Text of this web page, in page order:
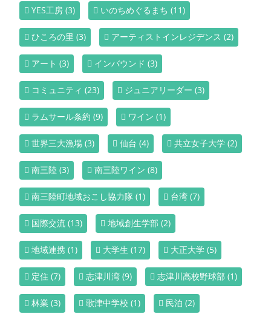
YES工房 (3) いのちめぐるまち (11)
ひころの里 (3) アーティストインレジデンス (2)
アート (3) インバウンド (3)
コミュニティ (23) ジュニアリーダー (3)
ラムサール条約 (9) ワイン (1)
世界三大漁場 (3) 仙台 (4) 共立女子大学 (2)
南三陸 (3) 南三陸ワイン (8)
南三陸町地域おこし協力隊 (1) 台湾 (7)
国際交流 (13) 地域創生学部 (2)
地域連携 (1) 大学生 (17) 大正大学 (5)
定住 (7) 志津川湾 (9) 志津川高校野球部 (1)
林業 (3) 歌津中学校 (1) 民泊 (2)